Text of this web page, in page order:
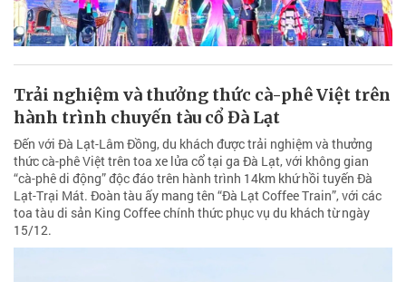
Trải nghiệm và thưởng thức cà-phê Việt trên
hành trình chuyến tàu cổ Đà Lạt
Đến với Đà Lạt-Lâm Đồng, du khách được trải nghiệm và thưởng
thức cà-phê Việt trên toa xe lửa cổ tại ga Đà Lạt, với không gian
“cà-phê di động” độc đáo trên hành trình 14km khứ hồi tuyến Đà
Lạt-Trại Mát. Đoàn tàu ấy mang tên “Đà Lạt Coffee Train”, với các
toa tàu di sản King Coffee chính thức phục vụ du khách từ ngày
15/12.